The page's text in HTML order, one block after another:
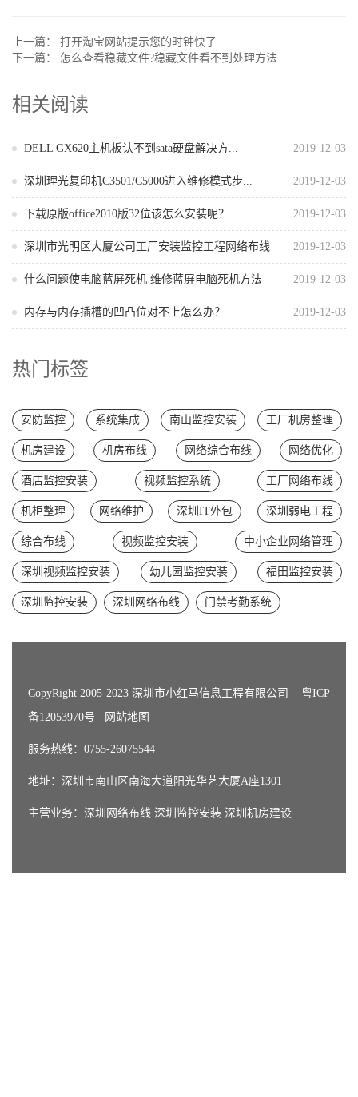
上一篇： 打开淘宝网站提示您的时钟快了
下一篇： 怎么查看稳藏文件?稳藏文件看不到处理方法
相关阅读
2019-12-03
DELL GX620主机板认不到sata硬盘解决方...
2019-12-03
深圳理光复印机C3501/C5000进入维修模式步...
2019-12-03
下载原版office2010版32位该怎么安装呢？
2019-12-03
深圳市光明区大厦公司工厂安装监控工程网络布线
2019-12-03
什么问题使电脑蓝屏死机 维修蓝屏电脑死机方法
2019-12-03
内存与内存插槽的凹凸位对不上怎么办？
热门标签
安防监控 系统集成 南山监控安装 工厂机房整理
机房建设 机房布线 网络综合布线 网络优化
酒店监控安装 视频监控系统 工厂网络布线
机柜整理 网络维护 深圳IT外包 深圳弱电工程
综合布线 视频监控安装 中小企业网络管理
深圳视频监控安装 幼儿园监控安装 福田监控安装
深圳监控安装 深圳网络布线 门禁考勤系统
CopyRight 2005-2023 深圳市小红马信息工程有限公司 粤ICP
备12053970号
网站地图
服务热线：0755-26075544
地址：深圳市南山区南海大道阳光华艺大厦A座1301
主营业务： 深圳网络布线 深圳监控安装 深圳机房建设